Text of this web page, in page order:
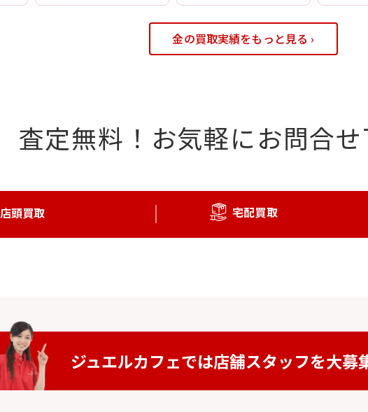
金の買取実績をもっと見る ›
査定無料！ お気軽にお問合せ
店頭買取 宅配買取
ジュエルカフェでは店舗スタッフを大募